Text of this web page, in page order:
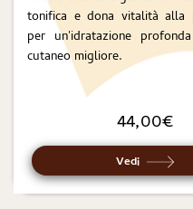
tonifica e dona vitalità alla
per un'idratazione
cutaneo migliore.
44,00€
Vedi